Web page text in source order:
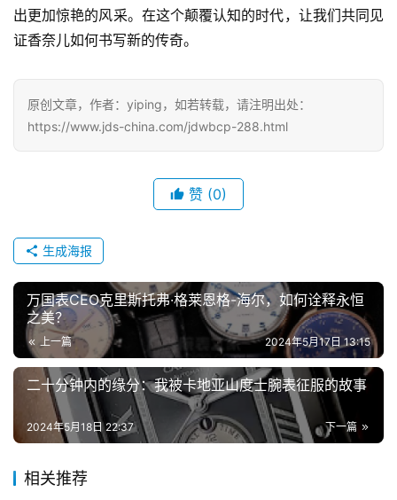
腕
表
出更加惊艳的风采。在这个颠覆认知的时代，让我们共同见
证香奈儿如何书写新的传奇。
原创文章，作者：yiping，如若转载，请注明出处：
https://www.jds-china.com/jdwbcp-288.html
赞 (0)
生成海报
万国表CEO克里斯托弗·格莱恩格-海尔，如何诠释永恒
之美？
上一篇 2024年5月17日 13:15
二十分钟内的缘分：我被卡地亚山度士腕表征服的故事
下一篇
2024年5月18日 22:37
相关推荐